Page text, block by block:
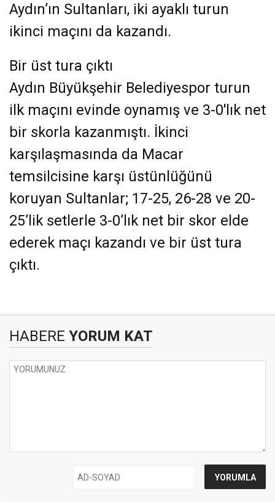
Aydın’ın Sultanları, iki ayaklı turun
ikinci maçını da kazandı.
Bir üst tura çıktı
Aydın Büyükşehir Belediyespor turun
ilk maçını evinde oynamış ve 3-0'lık net
bir skorla kazanmıştı. İkinci
karşılaşmasında da Macar
temsilcisine karşı üstünlüğünü
koruyan Sultanlar; 17-25, 26-28 ve 20-
25’lik setlerle 3-0’lık net bir skor elde
ederek maçı kazandı ve bir üst tura
çıktı.
HABERE YORUM KAT